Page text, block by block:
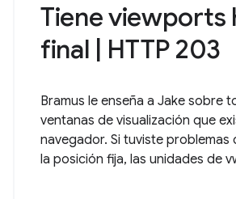
Tiene viewports
final | HTTP 203
Bramus le enseña a Jake sobre
ventanas de visualización que
navegador. Si tuviste problemas
la posición fija, las unidades de